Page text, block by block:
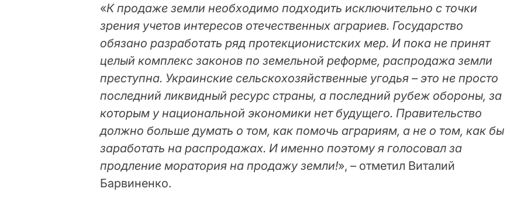
«К продаже земли необходимо подходить исключительно с точки
зрения учетов интересов отечественных аграриев. Государство
обязано разработать ряд протекционистских мер. И пока не принят
целый комплекс законов по земельной реформе, распродажа земли
преступна. Украинские сельскохозяйственные угодья – это не просто
последний ликвидный ресурс страны, а последний рубеж обороны, за
которым у национальной экономики нет будущего. Правительство
должно больше думать о том, как помочь аграриям, а не о том, как бы
заработать на распродажах. И именно поэтому я голосовал за
продление моратория на продажу земли!», – отметил Виталий
Барвиненко.